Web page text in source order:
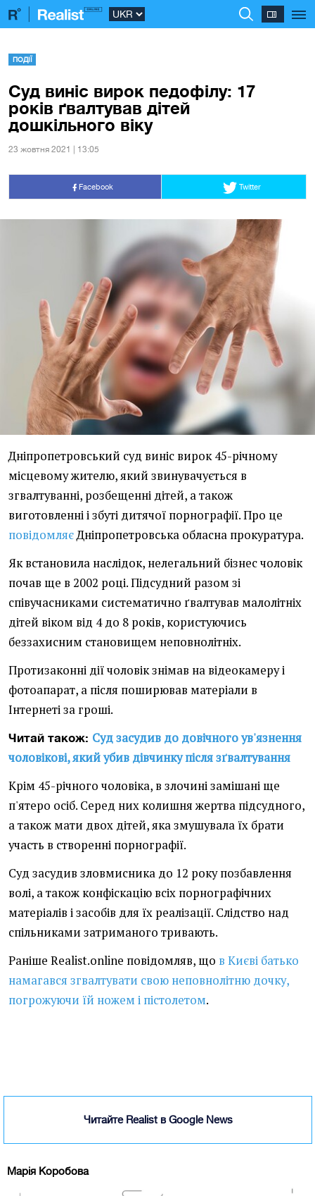
ПОДІЇ
Суд виніс вирок педофілу: 17
років ґвалтував дітей
дошкільного віку
23 жовтня 2021 | 13:05
Facebook Twitter
Дніпропетровський суд виніс вирок 45-річному
місцевому жителю, який звинувачується в
згвалтуванні, розбещенні дітей, а також
виготовленні і збуті дитячої порнографії. Про це
повідомляєДніпропетровська обласна прокуратура.
Як встановила наслідок, нелегальний бізнес чоловік
почав ще в 2002 році. Підсудний разом зі
співучасниками систематично ґвалтував малолітніх
дітей віком від 4 до 8 років, користуючись
беззахисним становищем неповнолітніх.
Протизаконні дії чоловік знімав на відеокамеру і
фотоапарат, а після поширював матеріали в
Інтернеті за гроші.
Читай також: Суд засудив до довічного ув'язнення
чоловікові, який убив дівчинку після зґвалтування
Крім 45-річного чоловіка, в злочині замішані ще
п'ятеро осіб. Серед них колишня жертва підсудного,
а також мати двох дітей, яка змушувала їх брати
участь в створенні порнографії.
Суд засудив зловмисника до 12 року позбавлення
волі, а також конфіскацію всіх порнографічних
матеріалів і засобів для їх реалізації. Слідство над
спільниками затриманого тривають.
Раніше Realist.online повідомляв, що в Києві батько
намагався згвалтувати свою неповнолітню дочку,
погрожуючи їй ножем і пістолетом.
Читайте Realist в Google News
Марія Коробова